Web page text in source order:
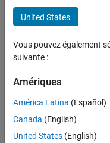
FILTRER PAR
Programme destiné aux nouvelles
Applications et outils
Développement de
Enregistrer
United States
Vous pouvez également
suivante :
Amériques
América Latina (Español)
Canada (English)
United States (English)